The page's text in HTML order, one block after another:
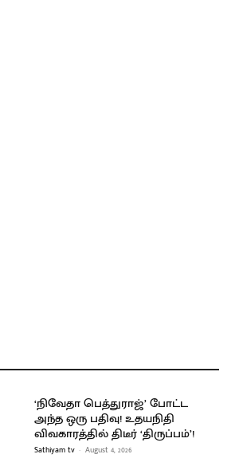
‘நிவேதா பெத்துராஜ்’ போட்ட
அந்த ஒரு பதிவு! உதயநிதி
விவகாரத்தில் திடீர் ‘திருப்பம்’!
Sathiyam tv - August 4, 2026